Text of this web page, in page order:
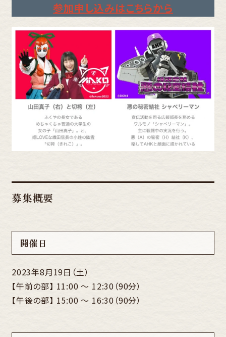
参加申し込みはこちらから
募集概要
開催日
2023年8月19日（土）
【午前の部】 11:00 〜 12:30（90分）
【午後の部】 15:00 ～ 16:30（90分）